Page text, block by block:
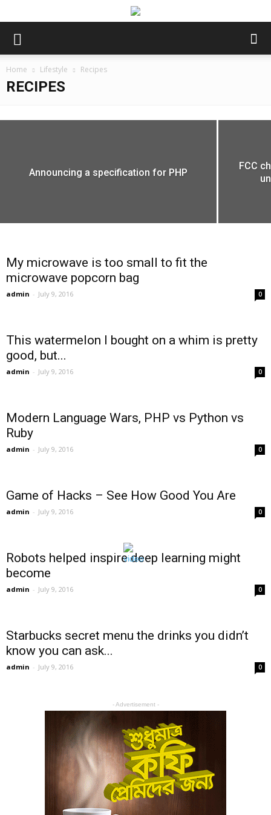
Home Lifestyle Recipes
RECIPES
Announcing a specification for PHP
FCC
My microwave is too small to fit the
microwave popcorn bag
admin - July 9, 2016 0
This watermelon I bought on a whim is pretty
good, but...
admin - July 9, 2016 0
Modern Language Wars, PHP vs Python vs
Ruby
admin - July 9, 2016 0
Game of Hacks – See How Good You Are
admin - July 9, 2016 0
Robots helped inspire deep learning might
become
admin - July 9, 2016 0
Starbucks secret menu the drinks you didn’t
know you can ask...
admin - July 9, 2016 0
- Advertisement -